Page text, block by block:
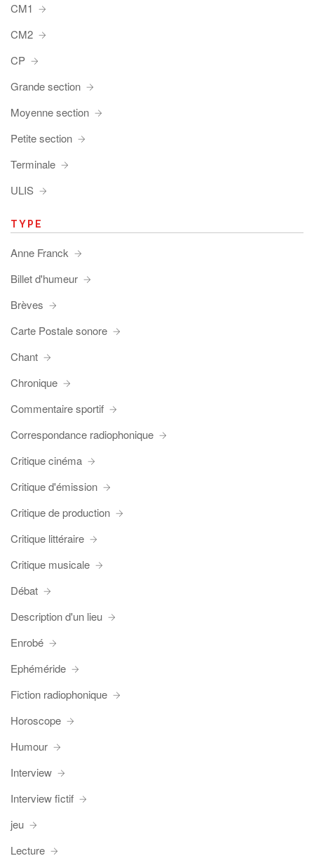
CM1
CM2
CP
Grande section
Moyenne section
Petite section
Terminale
ULIS
TYPE
Anne Franck
Billet d'humeur
Brèves
Carte Postale sonore
Chant
Chronique
Commentaire sportif
Correspondance radiophonique
Critique cinéma
Critique d'émission
Critique de production
Critique littéraire
Critique musicale
Débat
Description d'un lieu
Enrobé
Ephéméride
Fiction radiophonique
Horoscope
Humour
Interview
Interview fictif
jeu
Lecture